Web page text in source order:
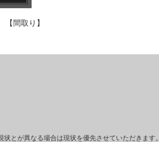
【間取り】
とが異なる場合は現状を優先させていただきます。